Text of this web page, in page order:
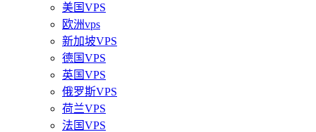
美国VPS
欧洲vps
新加坡VPS
德国VPS
英国VPS
俄罗斯VPS
荷兰VPS
法国VPS